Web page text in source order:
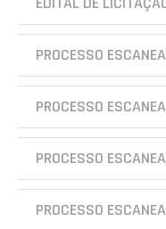
PROCESSO
PROCESSO
PROCESSO
PROCESSO